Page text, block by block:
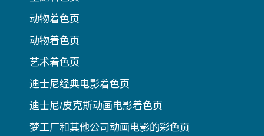
动物着色页
动物着色页
艺术着色页
迪士尼经典电影着色页
迪士尼/皮克斯动画电影着色页
梦工厂和其他公司动画电影的彩色页